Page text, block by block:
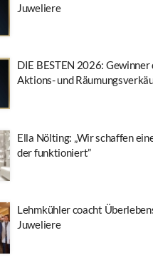
Juweliere
DIE BESTEN 2026:
Aktions- und
Ella Nölting: „Wir schaffen
der funktioniert”
Lehmkühler coacht
Juweliere